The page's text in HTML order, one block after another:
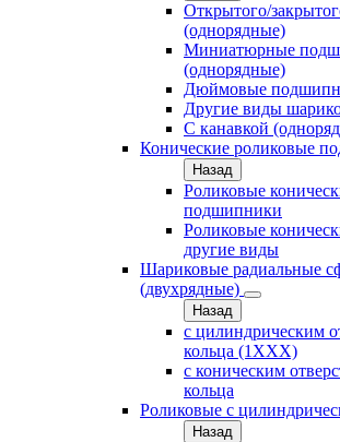
Открытого/
(однорядные)
Миниатюрные
(однорядные)
Дюймовые
Другие виды
С канавкой
Конические роликовые
Назад
Роликовые
подшипники
Роликовые
другие виды
Шариковые радиальные
(двухрядные)
Назад
с цилиндрическим
кольца (1ХХХ)
с коническим
кольца
Роликовые с
Назад